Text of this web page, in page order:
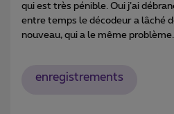
qui est très pénible. Oui j’ai
entre temps le décodeur a lâché
nouveau, qui a le même problème.
enregistrements